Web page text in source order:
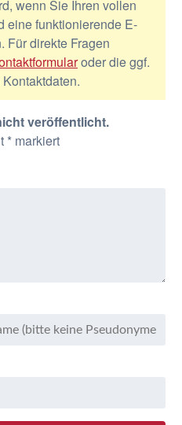
wenn Sie Ihren vollen
eine funktionierende E-
Für direkte Fragen
oder die ggf.
veröffentlicht.
*markiert